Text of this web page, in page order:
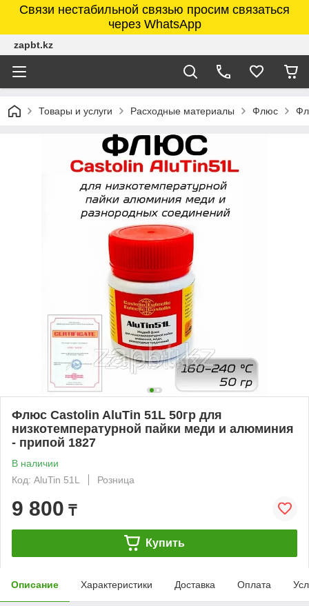
Связи нестабильной связью просим связаться
через WhatsApp
zapbt.kz
Товары и услуги Расходные материалы Флюс
Флюс Castolin AluTin 51L 50гр для
низкотемпературной пайки меди и алюминия
- припой 1827
В наличии
Код: AluTin 51L
Розница
9 800 ₸
Купить
Описание Характеристики Доставка Оплата